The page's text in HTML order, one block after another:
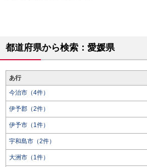
都道府県から検索：愛媛県
あ行
今治市（4件）
伊予郡（2件）
伊予市（1件）
宇和島市（2件）
大洲市（1件）